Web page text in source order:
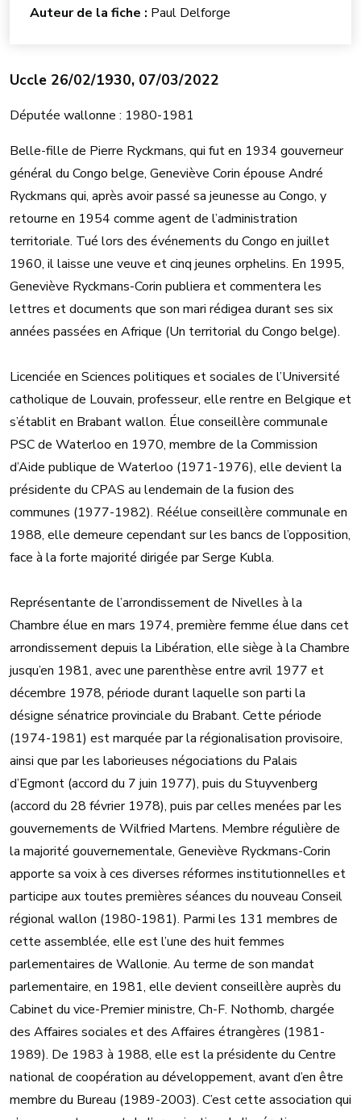
Uccle 26/02/1930, 07/03/2022
Députée wallonne : 1980-1981
Belle-fille de Pierre Ryckmans, qui fut en 1934 gouverneur
général du Congo belge, Geneviève Corin épouse André
Ryckmans qui, après avoir passé sa jeunesse au Congo, y
retourne en 1954 comme agent de l’administration
territoriale. Tué lors des événements du Congo en juillet
1960, il laisse une veuve et cinq jeunes orphelins. En 1995,
Geneviève Ryckmans-Corin publiera et commentera les
lettres et documents que son mari rédigea durant ses six
années passées en Afrique (Un territorial du Congo belge).
Licenciée en Sciences politiques et sociales de l’Université
catholique de Louvain, professeur, elle rentre en Belgique et
s’établit en Brabant wallon. Élue conseillère communale
PSC de Waterloo en 1970, membre de la Commission
d’Aide publique de Waterloo (1971-1976), elle devient la
présidente du CPAS au lendemain de la fusion des
communes (1977-1982). Réélue conseillère communale en
1988, elle demeure cependant sur les bancs de l’opposition,
face à la forte majorité dirigée par Serge Kubla.
Représentante de l’arrondissement de Nivelles à la
Chambre élue en mars 1974, première femme élue dans cet
arrondissement depuis la Libération, elle siège à la Chambre
jusqu’en 1981, avec une parenthèse entre avril 1977 et
décembre 1978, période durant laquelle son parti la
désigne sénatrice provinciale du Brabant. Cette période
(1974-1981) est marquée par la régionalisation provisoire,
ainsi que par les laborieuses négociations du Palais
d’Egmont (accord du 7 juin 1977), puis du Stuyvenberg
(accord du 28 février 1978), puis par celles menées par les
gouvernements de Wilfried Martens. Membre régulière de
la majorité gouvernementale, Geneviève Ryckmans-Corin
apporte sa voix à ces diverses réformes institutionnelles et
participe aux toutes premières séances du nouveau Conseil
régional wallon (1980-1981). Parmi les 131 membres de
cette assemblée, elle est l’une des huit femmes
parlementaires de Wallonie. Au terme de son mandat
parlementaire, en 1981, elle devient conseillère auprès du
Cabinet du vice-Premier ministre, Ch-F. Nothomb, chargée
des Affaires sociales et des Affaires étrangères (1981-
1989). De 1983 à 1988, elle est la présidente du Centre
national de coopération au développement, avant d’en être
membre du Bureau (1989-2003). C’est cette association qui
Auteur de la fiche : Paul Delforge